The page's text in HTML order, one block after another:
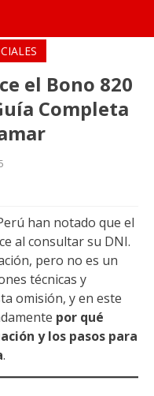
Dicas
exclusivo de WhatsApp y
toda la información
más reciente sobre los
bonos y programas 820
disponibles en Perú hasta
2025. Después de unirte,
redirigido al mismo
el Bono 820
Completa
han notado que el
al consultar su DNI.
pero no es un
técnicas y
omisión, y en este
por qué
y los pasos para
.